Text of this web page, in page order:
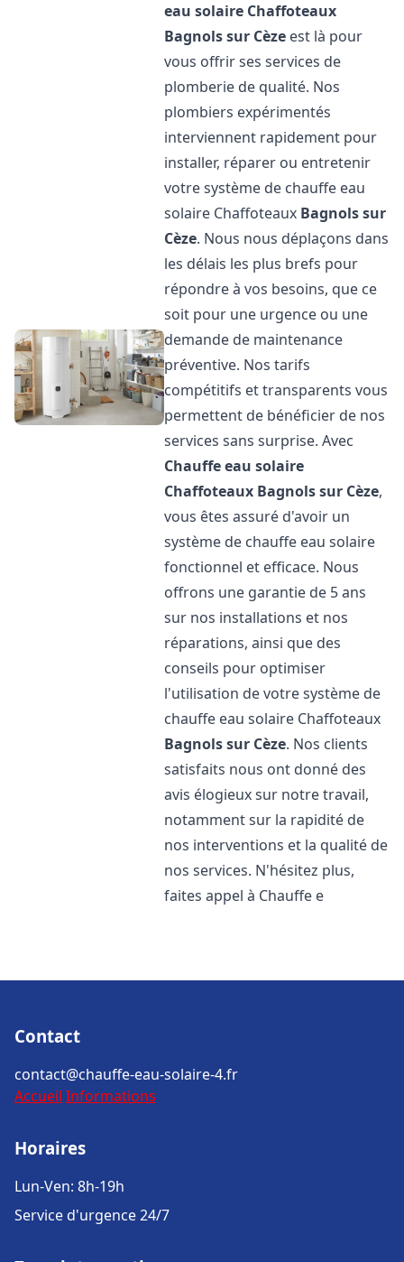
eau solaire Chaffoteaux
Bagnols sur Cèze est là pour
vous offrir ses services de
plomberie de qualité. Nos
plombiers expérimentés
interviennent rapidement pour
installer, réparer ou entretenir
votre système de chauffe eau
solaire Chaffoteaux Bagnols sur
Cèze. Nous nous déplaçons dans
les délais les plus brefs pour
répondre à vos besoins, que ce
soit pour une urgence ou une
demande de maintenance
préventive. Nos tarifs
compétitifs et transparents vous
permettent de bénéficier de nos
services sans surprise. Avec
Chauffe eau solaire
Chaffoteaux Bagnols sur Cèze,
vous êtes assuré d'avoir un
système de chauffe eau solaire
fonctionnel et efficace. Nous
offrons une garantie de 5 ans
sur nos installations et nos
réparations, ainsi que des
conseils pour optimiser
l'utilisation de votre système de
chauffe eau solaire Chaffoteaux
Bagnols sur Cèze. Nos clients
satisfaits nous ont donné des
avis élogieux sur notre travail,
notamment sur la rapidité de
nos interventions et la qualité de
nos services. N'hésitez plus,
faites appel à Chauffe e
Contact
contact@chauffe-eau-solaire-4.fr
Accueil Informations
Horaires
Lun-Ven: 8h-19h
Service d'urgence 24/7